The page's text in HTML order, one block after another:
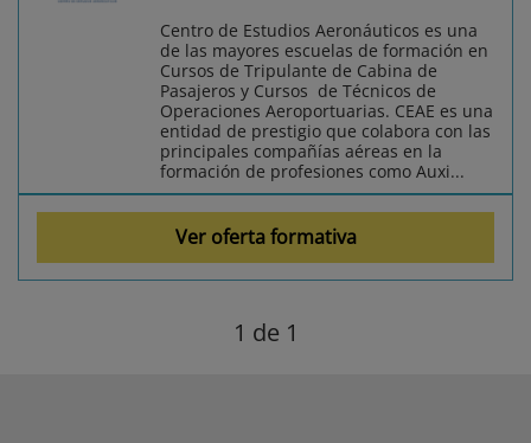
Centro de Estudios Aeronáuticos es una
de las mayores escuelas de formación en
Cursos de Tripulante de Cabina de
Pasajeros y Cursos de Técnicos de
Operaciones Aeroportuarias. CEAE es una
entidad de prestigio que colabora con las
principales compañías aéreas en la
formación de profesiones como Auxi...
Ver oferta formativa
1 de 1